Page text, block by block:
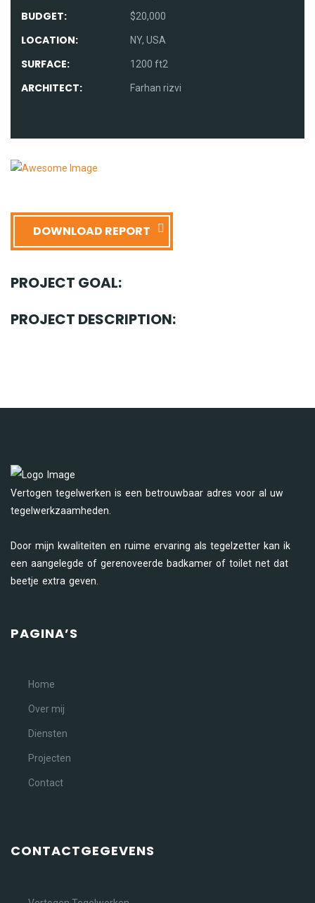
BUDGET: $20,000
LOCATION: NY, USA
SURFACE: 1200 ft2
ARCHITECT: Farhan rizvi
DOWNLOAD REPORT
PROJECT GOAL:
PROJECT DESCRIPTION:
Vertogen tegelwerken is een betrouwbaar adres voor al uw
tegelwerkzaamheden.
Door mijn kwaliteiten en ruime ervaring als tegelzetter kan ik
een aangelegde of gerenoveerde badkamer of toilet net dat
beetje extra geven.
PAGINA’S
Home
Over mij
Diensten
Projecten
Contact
CONTACTGEGEVENS